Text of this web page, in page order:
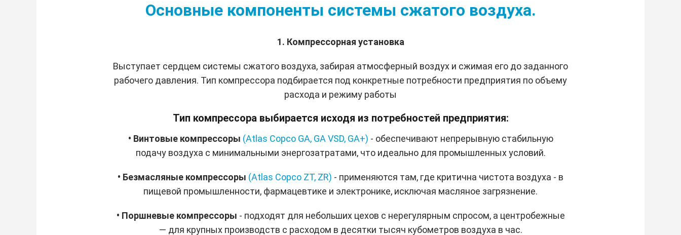
Основные компоненты системы сжатого воздуха.
1. Компрессорная установка
Выступает сердцем системы сжатого воздуха, забирая атмосферный воздух и сжимая его до заданного
рабочего давления. Тип компрессора подбирается под конкретные потребности предприятия по объему
расхода и режиму работы
Тип компрессора выбирается исходя из потребностей предприятия:
• Винтовые компрессоры (Atlas Copco GA, GA VSD, GA+) - обеспечивают непрерывную стабильную
подачу воздуха с минимальными энергозатратами, что идеально для промышленных условий.
• Безмасляные компрессоры (Atlas Copco ZT, ZR) - применяются там, где критична чистота воздуха - в
пищевой промышленности, фармацевтике и электронике, исключая масляное загрязнение.
• Поршневые компрессоры - подходят для небольших цехов с нерегулярным спросом, а центробежные
— для крупных производств с расходом в десятки тысяч кубометров воздуха в час.